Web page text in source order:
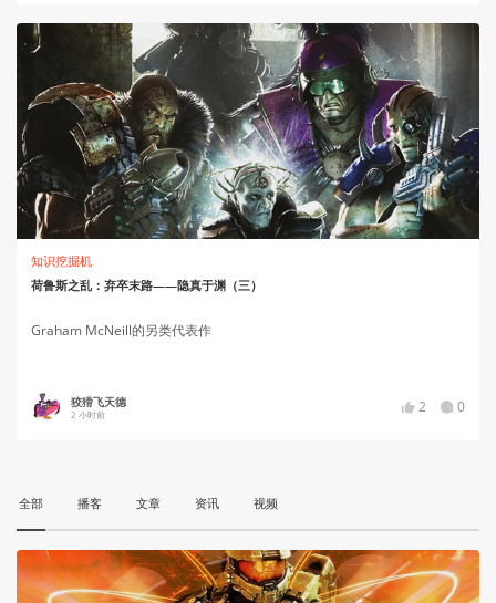
知识挖掘机
荷鲁斯之乱：弃卒末路——隐真于渊（三）
Graham McNeill的另类代表作
狡猾飞天德
2 小时前 2 0
全部 播客 文章 资讯 视频